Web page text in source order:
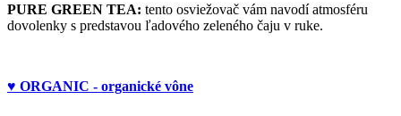
PURE GREEN TEA: tento osviežovač vám navodí atmosféru
dovolenky s predstavou ľadového zeleného čaju v ruke.
♥ ORGANIC - organické vône